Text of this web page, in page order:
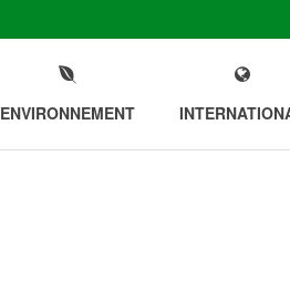
ENVIRONNEMENT